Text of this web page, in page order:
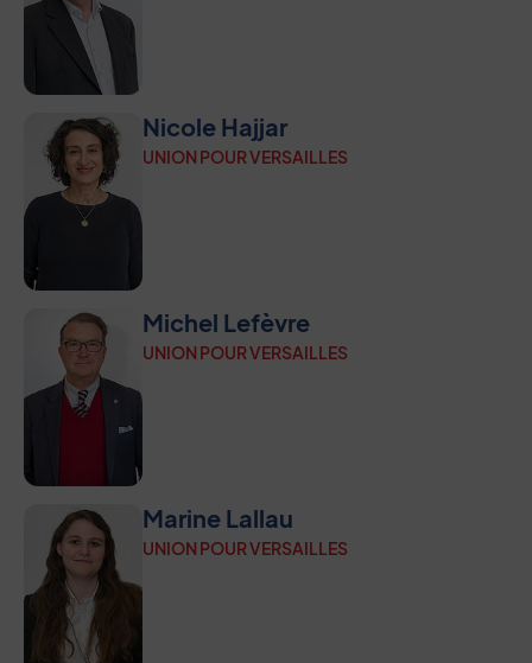
Nicole Hajjar
UNION POUR VERSAILLES
Michel Lefèvre
UNION POUR VERSAILLES
Marine Lallau
UNION POUR VERSAILLES